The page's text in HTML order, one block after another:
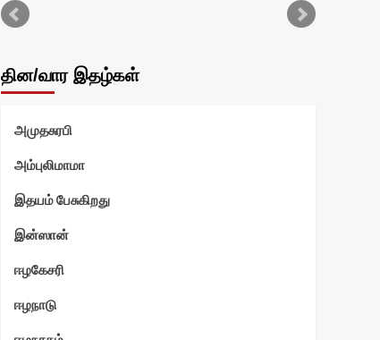
தின/வார இதழ்கள்
அமுதசுரபி
அம்புலிமாமா
இதயம் பேசுகிறது
இன்ஸான்
ஈழகேசரி
ஈழநாடு